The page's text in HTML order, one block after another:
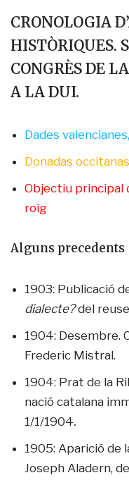
CRONOLOGIA
HISTÒRIQUES.
CONGRÈS DE
A LA DUI.
Dades
Donadas
Objectiu principal
roig
Alguns precedents
1903: Publicació
dialecte?del
1904: Desembre.
Frederic Mistral.
1904: Prat de la
nació catalana
1/1/1904.
1905: Aparició de
Joseph Aladern,